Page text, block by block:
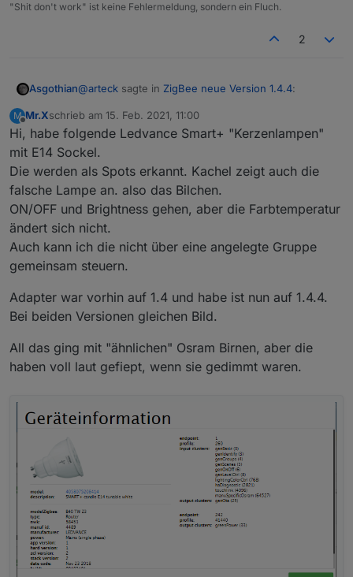
"Shit don't work" ist keine Fehlermeldung, sondern ein Fluch.
2
Asgothian@arteck sagte in ZigBee neue Version 1.4.4:
@Asgothianverbesserung des Pingprozesses
- hier ist auch ein Button in den Objecten
Zusatz: Über diesen Button versucht der Adapter
alle Datenpunkte vom Gerät selber abzufragen. Das
geht zumeist nur bei Geräten die fest am Strom
hängen. Auch werden je nach Gerät nur einzelne
Datenpunkte abgefragt. Die abzufragenden
Datenpunkte sind in der Gerätedefinition festgelegt
und vom Nutzer nicht beeinflussbar.
Der Button ist intern mit einer Entprellfunktion
unbedingt zu mehrfachem Abfragen. Je nach Gerät
liegt das minimale Abfrageintervall zwischen 20 und
30 sekunden.
A.
M
Offline
Mr.Xschrieb am 15. Feb. 2021, 11:00
zuletzt editiert von
Hi, habe folgende Ledvance Smart+ "Kerzenlampen"
mit E14 Sockel.
Die werden als Spots erkannt. Kachel zeigt auch die
falsche Lampe an. also das Bilchen.
ON/OFF und Brightness gehen, aber die Farbtemperatur
ändert sich nicht.
Auch kann ich die nicht über eine angelegte Gruppe
gemeinsam steuern.
Adapter war vorhin auf 1.4 und habe ist nun auf 1.4.4.
Bei beiden Versionen gleichen Bild.
All das ging mit "ähnlichen" Osram Birnen, aber die
haben voll laut gefiept, wenn sie gedimmt waren.